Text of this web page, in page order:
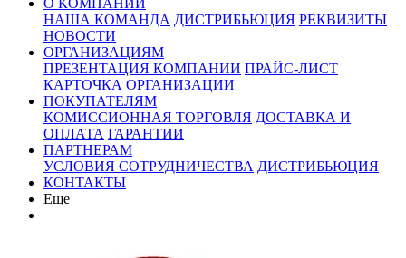
О КОМПАНИИ
НАША КОМАНДА ДИСТРИБЬЮЦИЯ РЕКВИЗИТЫ
НОВОСТИ
ОРГАНИЗАЦИЯМ
ПРЕЗЕНТАЦИЯ КОМПАНИИ ПРАЙС-ЛИСТ
КАРТОЧКА ОРГАНИЗАЦИИ
ПОКУПАТЕЛЯМ
КОМИССИОННАЯ ТОРГОВЛЯ ДОСТАВКА И
ОПЛАТА ГАРАНТИИ
ПАРТНЕРАМ
УСЛОВИЯ СОТРУДНИЧЕСТВА ДИСТРИБЬЮЦИЯ
КОНТАКТЫ
Еще